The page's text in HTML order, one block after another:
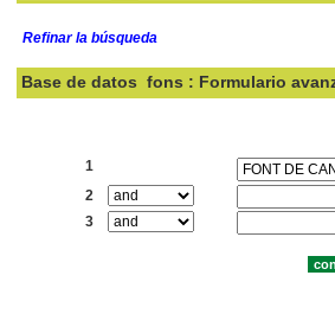
Refinar la búsqueda
Base de datos fons : Formulario
1
2
3